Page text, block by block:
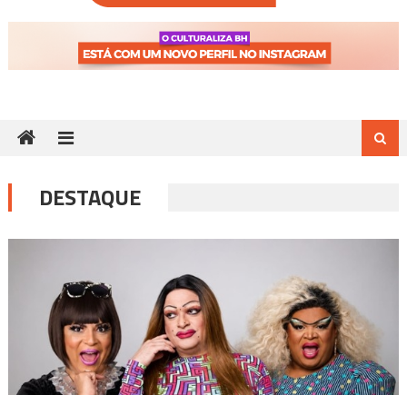
DESTAQUE